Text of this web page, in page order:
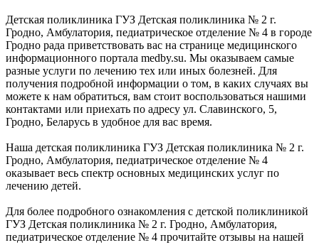
Детская поликлиника ГУЗ Детская поликлиника № 2 г.
Гродно, Амбулатория, педиатрическое отделение № 4 в городе
Гродно рада приветствовать вас на странице медицинского
информационного портала medby.su. Мы оказываем самые
разные услуги по лечению тех или иных болезней. Для
получения подробной информации о том, в каких случаях вы
можете к нам обратиться, вам стоит воспользоваться нашими
контактами или приехать по адресу ул. Славинского, 5,
Гродно, Беларусь в удобное для вас время.
Наша детская поликлиника ГУЗ Детская поликлиника № 2 г.
Гродно, Амбулатория, педиатрическое отделение № 4
оказывает весь спектр основных медицинских услуг по
лечению детей.
Для более подробного ознакомления с детской поликлиникой
ГУЗ Детская поликлиника № 2 г. Гродно, Амбулатория,
педиатрическое отделение № 4 прочитайте отзывы на нашей